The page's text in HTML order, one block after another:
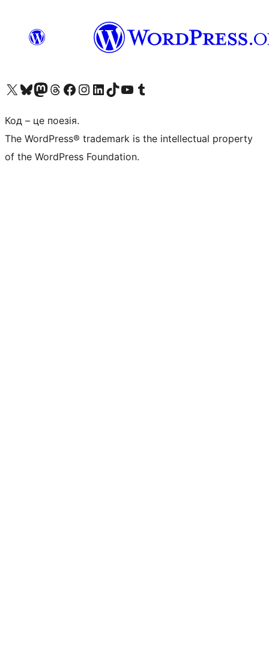
Visit our X (formerly Twitter) account
Visit our Bluesky account
Завітайте до нашої стрічки в Mastodon
Visit our Threads account
Завітайте на нашу сторінку в Facebook
Visit our Instagram account
Visit our LinkedIn account
Visit our TikTok account
Visit our YouTube channel
Visit our Tumblr account
Код – це поезія.
The WordPress® trademark is the intellectual property
of the WordPress Foundation.